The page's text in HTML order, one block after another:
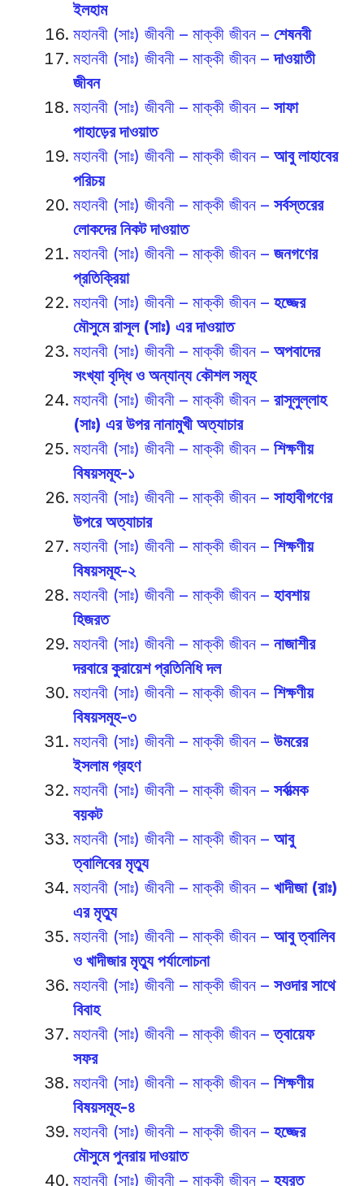
ইলহাম
মহানবী (সাঃ) জীবনী – মাক্কী জীবন – শেষনবী
মহানবী (সাঃ) জীবনী – মাক্কী জীবন –দাওয়াতী
জীবন
মহানবী (সাঃ) জীবনী – মাক্কী জীবন – সাফা
পাহাড়ের দাওয়াত
মহানবী (সাঃ) জীবনী – মাক্কী জীবন – আবু লাহাবের
পরিচয়
মহানবী (সাঃ) জীবনী – মাক্কী জীবন – সর্বস্তরের
লোকদের নিকট দাওয়াত
মহানবী (সাঃ) জীবনী – মাক্কী জীবন – জনগণের
প্রতিক্রিয়া
মহানবী (সাঃ) জীবনী – মাক্কী জীবন – হজ্জের
মৌসুমে রাসূল (সাঃ) এর দাওয়াত
মহানবী (সাঃ) জীবনী – মাক্কী জীবন – অপবাদের
সংখ্যা বৃদ্ধি ও অন্যান্য কৌশল সমূহ
মহানবী (সাঃ) জীবনী – মাক্কী জীবন – রাসূলুল্লাহ
(সাঃ) এর উপর নানামুখী অত্যাচার
মহানবী (সাঃ) জীবনী – মাক্কী জীবন – শিক্ষণীয়
বিষয়সমূহ-১
মহানবী (সাঃ) জীবনী – মাক্কী জীবন – সাহাবীগণের
উপরে অত্যাচার
মহানবী (সাঃ) জীবনী – মাক্কী জীবন – শিক্ষণীয়
বিষয়সমূহ-২
মহানবী (সাঃ) জীবনী – মাক্কী জীবন – হাবশায়
হিজরত
মহানবী (সাঃ) জীবনী – মাক্কী জীবন – নাজাশীর
দরবারে কুরায়েশ প্রতিনিধি দল
মহানবী (সাঃ) জীবনী – মাক্কী জীবন – শিক্ষণীয়
বিষয়সমূহ-৩
মহানবী (সাঃ) জীবনী – মাক্কী জীবন – উমরের
ইসলাম গ্রহণ
মহানবী (সাঃ) জীবনী – মাক্কী জীবন – সর্বাত্মক
বয়কট
মহানবী (সাঃ) জীবনী – মাক্কী জীবন – আবু
ত্বালিবের মৃত্যু
মহানবী (সাঃ) জীবনী – মাক্কী জীবন – খাদীজা (রাঃ)
এর মৃত্যু
মহানবী (সাঃ) জীবনী – মাক্কী জীবন – আবু ত্বালিব
ও খাদীজার মৃত্যু পর্যালোচনা
মহানবী (সাঃ) জীবনী – মাক্কী জীবন – সওদার সাথে
বিবাহ
মহানবী (সাঃ) জীবনী – মাক্কী জীবন –ত্বায়েফ
সফর
মহানবী (সাঃ) জীবনী – মাক্কী জীবন – শিক্ষণীয়
বিষয়সমূহ-৪
মহানবী (সাঃ) জীবনী – মাক্কী জীবন – হজ্জের
মৌসুমে পুনরায় দাওয়াত
মহানবী (সাঃ) জীবনী – মাক্কী জীবন – হযরত